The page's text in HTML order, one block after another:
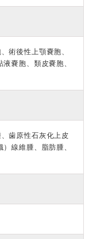
術後性上顎嚢胞、
嚢胞、類皮嚢胞、
歯原性石灰化上皮
線維腫、脂肪腫、